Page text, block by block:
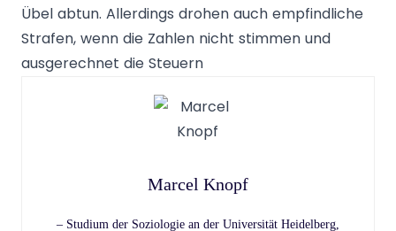
Übel abtun. Allerdings drohen auch empfindliche
Strafen, wenn die Zahlen nicht stimmen und
ausgerechnet die Steuern
Marcel Knopf
– Studium der Soziologie an der Universität Heidelberg,